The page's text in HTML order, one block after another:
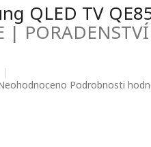
QLED TV
|
Podrobnosti